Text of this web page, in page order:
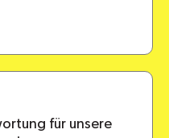
für unsere